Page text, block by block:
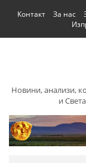
Контакт За нас
Новини, анализи,
и